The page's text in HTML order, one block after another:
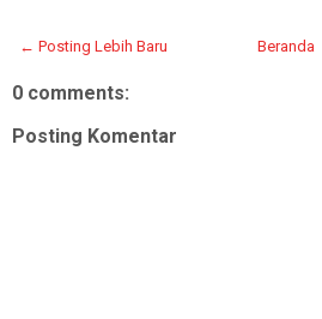
← Posting Lebih Baru Beranda
0 comments:
Posting Komentar